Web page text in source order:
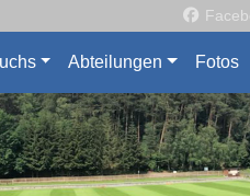
Abteilungen Fotos